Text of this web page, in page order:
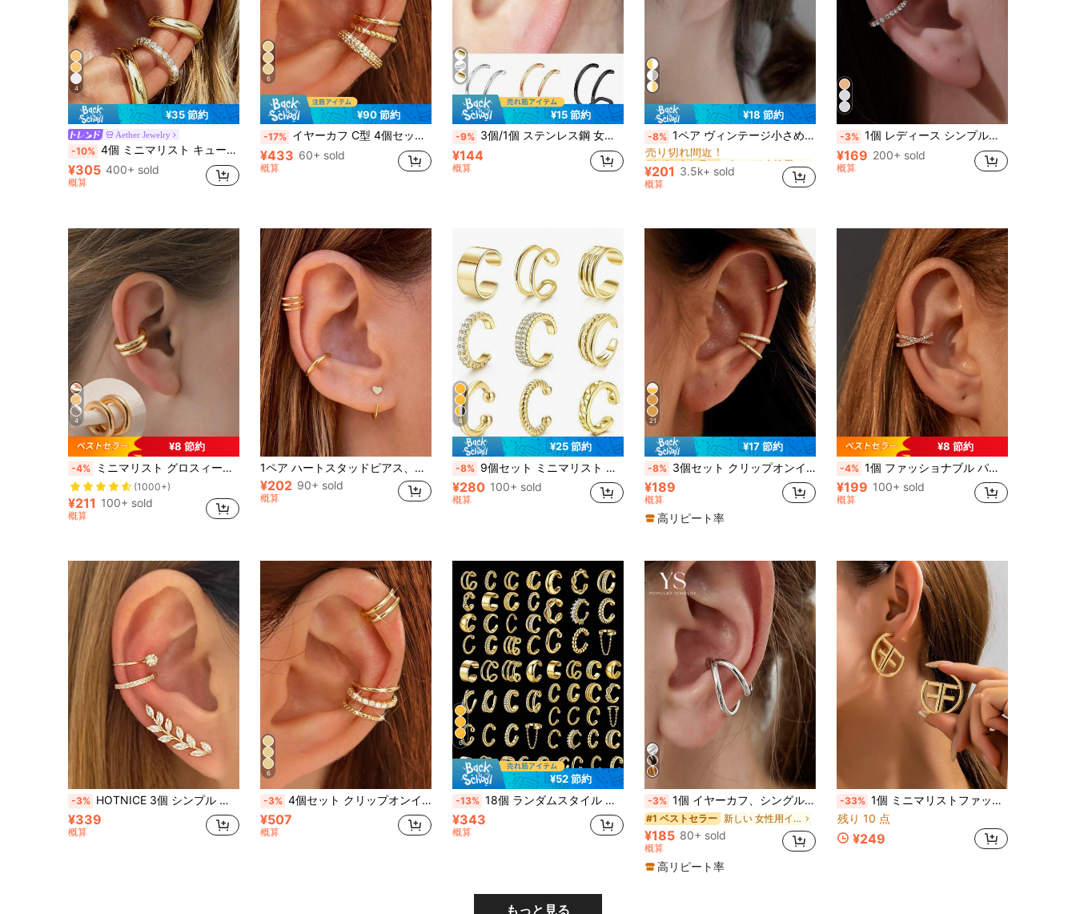
4
¥35 節約
Aether Jewelry
-10% 4個 ミニマリスト キュービックジルコニア イヤーカフセット - スタッキング可能、ピアス不要、日常のオフィスウェアに適しています (4個セット、4ペアではありません)、彼女へのギフト
¥305 400+ sold
概算
6
¥90 節約
-17% イヤーカフ C型 4個セット - 調整可能なクリップオンイヤリング、ピアスのない女性向け
¥433 60+ sold
概算
¥15 節約
-9% 3個/1個 ステンレス鋼 女性用 フェイクピアス イヤークリップ ゴールド/シルバー/ブラック 穴開け不要 ジュエリー 新規 穴開け不要
¥144
概算
¥18 節約
-8% 1ペア ヴィンテージ小さめパール クリップオンイヤリング、ミニマリスト エレガントイヤーカフ 非ピアス用
#1 ベストセラー ゴールド 女性用イヤーカフス
売り切れ間近！
#1 ベストセラー
売り切れ間近！
#1 ベストセラー
売り切れ間近！
#1 ベストセラー ゴールド 女性用イヤーカフス
売り切れ間近！
¥201 3.5k+ sold
概算
-3% 1個 レディース シンプルクラシック 水滴 ラインストーン クリップオン , 適す 用 デイリーウェア ピアス
¥169 200+ sold
概算
4
¥8 節約
-4% ミニマリスト グロスィー合金 C型クリップオンイヤリング 2個セット、軽量 ゴールド/シルバー/ガンブラック オープンダブルサークル ノンピアス、快適でなめらか、女性と女の子に適しています
(1000+)
¥211 100+ sold
概算
1ペア ハートスタッドピアス、クリップオンイヤリング2個セット バレンタイン、母の日、ギフト用
¥202 90+ sold
概算
8
¥25 節約
-8% 9個セット ミニマリスト メタル ジオメトリック クリスタル イヤーカフ、ユニセックス、バカンス、デート、パーティー、デイリーウェアに適し、バレンタインデーの友人やお母さまへのギフトに
¥280 100+ sold
概算
21
¥17 節約
-8% 3個セット クリップオンイヤリング、繊細なキュービックジルコニアフープイヤリング、軟骨クリップオンイヤリング、女性への宝飾品ギフト
¥189
概算
高リピート率
¥8 節約
-4% 1個 ファッショナブル パーソナライズ ミニマリスト X型 幾何学 マイクロスタッズ ラインストーン イヤーカフ、ピアス不要、エレガントなコールドスタイル クロス イヤークリップ、女性の日常着用
¥199 100+ sold
概算
-3% HOTNICE 3個 シンプル キュービックジルコニア 葉っぱデコレーション スタッドピアス & イヤーカフ
¥339
概算
6
-3% 4個セット クリップオンイヤーカフ 非ピアス耳用 調整可能イヤー軟骨ピアス
¥507
概算
6
¥52 節約
-13% 18個 ランダムスタイル シンプルファッション メタル幾何学 マルチイヤークリップイヤリングセット 女性、カップル、姉妹、バケーション、デート、ギフト、日常カジュアル、パーティー、ウェディング、ホリデー、マッチング、ママ、友人用
¥343
概算
-3% 1個 イヤーカフ、シングルピース パーソナライズド ノンピアス イヤリングデザイン、女性の日常ファッションウェア
#1 ベストセラー 新しい 女性用イヤリング
¥185 80+ sold
概算
高リピート率
-33% 1個 ミニマリストファッション ゴールドレター、中国文字、シンボル スタッドピアス (レディーススタイル)
残り 10 点
¥249
もっと見る